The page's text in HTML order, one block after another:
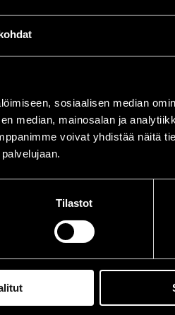
sosiaalisen median
median, mainosalan ja
voivat yhdistää näitä
Tilastot